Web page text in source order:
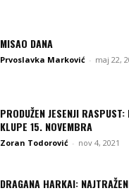
MISAO DANA
Prvoslavka Marković - maj 22,
PRODUŽEN JESENJI
KLUPE 15. NOVEMBRA
Zoran Todorović - nov 4, 2021
DRAGANA HARKAI: